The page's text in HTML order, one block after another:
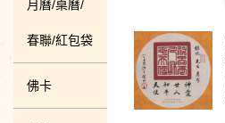
月曆/桌曆/
春聯/紅包袋
佛卡